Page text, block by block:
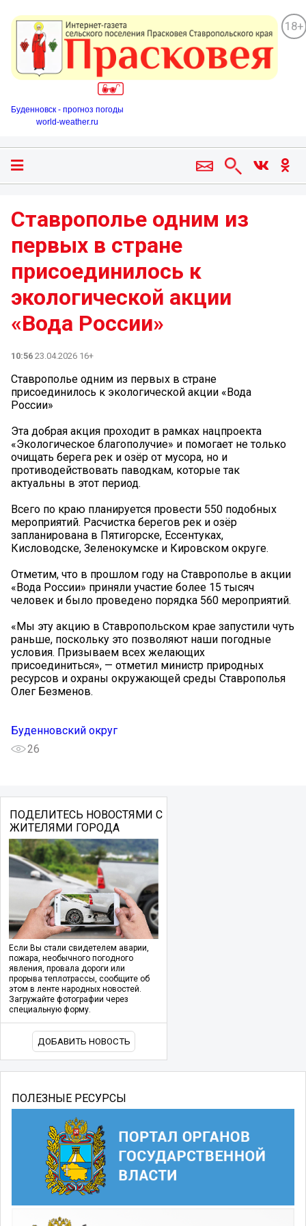
18+
Буденновск - прогноз погоды
world-weather.ru
Ставрополье одним из
первых в стране
присоединилось к
экологической акции
«Вода России»
10:56 23.04.2026 16+
Ставрополье одним из первых в стране
присоединилось к экологической акции «Вода
России»
Эта добрая акция проходит в рамках нацпроекта
«Экологическое благополучие» и помогает не только
очищать берега рек и озёр от мусора, но и
противодействовать паводкам, которые так
актуальны в этот период.
Всего по краю планируется провести 550 подобных
мероприятий. Расчистка берегов рек и озёр
запланирована в Пятигорске, Ессентуках,
Кисловодске, Зеленокумске и Кировском округе.
Отметим, что в прошлом году на Ставрополье в акции
«Вода России» приняли участие более 15 тысяч
человек и было проведено порядка 560 мероприятий.
«Мы эту акцию в Ставропольском крае запустили чуть
раньше, поскольку это позволяют наши погодные
условия. Призываем всех желающих
присоединиться», — отметил министр природных
ресурсов и охраны окружающей среды Ставрополья
Олег Безменов.
Буденновский округ
26
ПОДЕЛИТЕСЬ НОВОСТЯМИ С
ЖИТЕЛЯМИ ГОРОДА
Если Вы стали свидетелем аварии,
пожара, необычного погодного
явления, провала дороги или
прорыва теплотрассы, сообщите об
этом в ленте народных новостей.
Загружайте фотографии через
специальную форму.
ДОБАВИТЬ НОВОСТЬ
ПОЛЕЗНЫЕ РЕСУРСЫ